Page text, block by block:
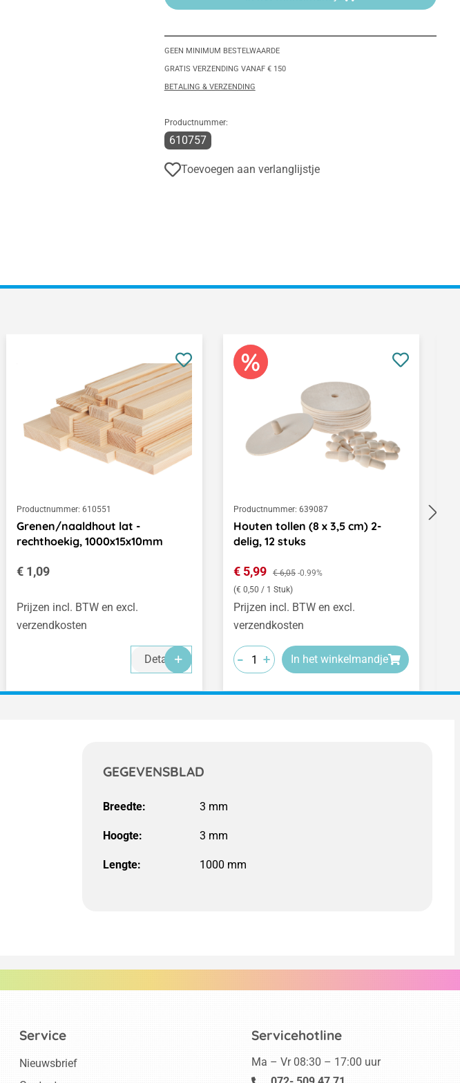
GEEN MINIMUM BESTELWAARDE
GRATIS VERZENDING VANAF € 150
BETALING & VERZENDING
Productnummer:
610757
Toevoegen aan verlanglijstje
Productnummer: 610551
Grenen/naaldhout lat -
rechthoekig, 1000x15x10mm
Normale prijs:
€ 1,09
Prijzen incl. BTW en excl.
verzendkosten
Details
Productnummer: 639087
Houten tollen (8 x 3,5 cm) 2-
delig, 12 stuks
Verkoopprijs:
€ 5,99 Normale prijs:
€ 6,05 -0.99%
(€ 0,50 / 1 Stuk)
Prijzen incl. BTW en excl.
verzendkosten
-
-
- +
+
+ In het winkelmandje
GEGEVENSBLAD
Breedte:
Hoogte:
Lengte: 1000 mm
Servicehotline
Ma – Vr 08:30 – 17:00 uur
Service
Nieuwsbrief